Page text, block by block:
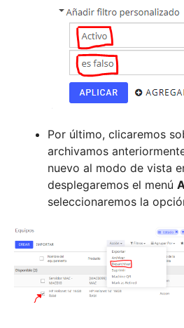
Por último, clicaremos
archivamos
nuevo al modo de vista
desplegaremos el menú
seleccionaremos la